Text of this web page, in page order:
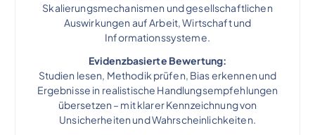
Skalierungsmechanismen und gesellschaftlichen
Auswirkungen auf Arbeit, Wirtschaft und
Informationssysteme.
Evidenzbasierte Bewertung:
Studien lesen, Methodik prüfen, Bias erkennen und
Ergebnisse in realistische Handlungsempfehlungen
übersetzen – mit klarer Kennzeichnung von
Unsicherheiten und Wahrscheinlichkeiten.